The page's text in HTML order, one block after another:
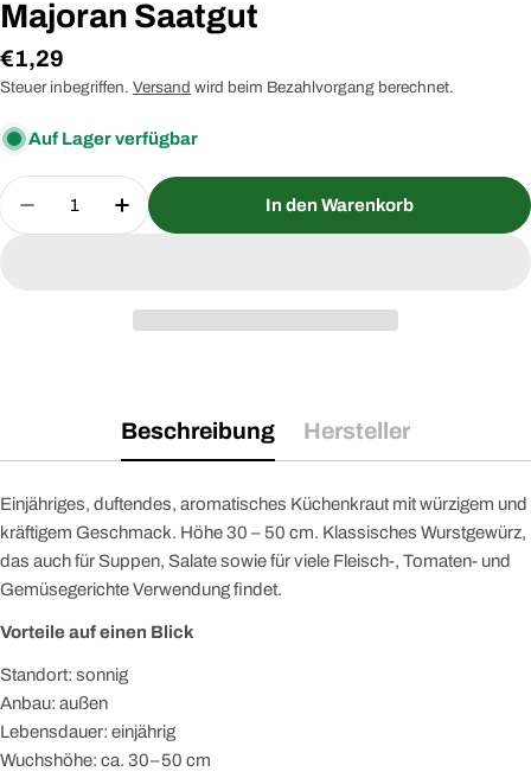
Majoran Saatgut
Regulärer
Preis
€1,29
Steuer inbegriffen. Versand wird beim Bezahlvorgang berechnet.
Auf Lager verfügbar
Menge
Menge für Majoran Saatgut verringern
Menge für Majoran Saatgut erhöhen
In den Warenkorb
Beschreibung Hersteller
Einjähriges, duftendes, aromatisches Küchenkraut mit würzigem und
kräftigem Geschmack. Höhe 30 – 50 cm. Klassisches Wurstgewürz,
das auch für Suppen, Salate sowie für viele Fleisch-, Tomaten- und
Gemüsegerichte Verwendung findet.
Vorteile auf einen Blick
Standort: sonnig
Anbau: außen
Lebensdauer: einjährig
Wuchshöhe: ca. 30–50 cm